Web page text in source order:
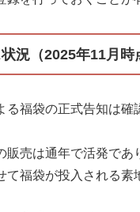
況（2025年11月時
る福袋の正式告知は確
販売は通年で活発であ
て福袋が投入される素